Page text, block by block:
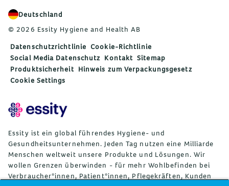
Deutschland
© 2026 Essity Hygiene and Health AB
Datenschutzrichtlinie Cookie-Richtlinie
Social Media Datenschutz Kontakt Sitemap
Produktsicherheit Hinweis zum Verpackungsgesetz
Cookie Settings
Essity ist ein global führendes Hygiene- und
Gesundheitsunternehmen. Jeden Tag nutzen eine Milliarde
Menschen weltweit unsere Produkte und Lösungen. Wir
wollen Grenzen überwinden - für mehr Wohlbefinden bei
Verbraucher*innen, Patient*innen, Pflegekräften, Kunden